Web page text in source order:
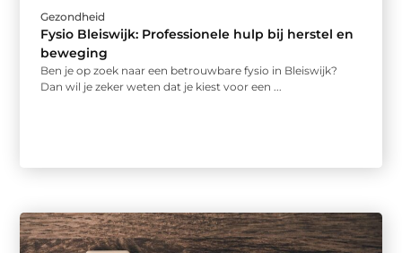
Gezondheid
Fysio Bleiswijk: Professionele hulp bij herstel en
beweging
Ben je op zoek naar een betrouwbare fysio in Bleiswijk?
Dan wil je zeker weten dat je kiest voor een ...